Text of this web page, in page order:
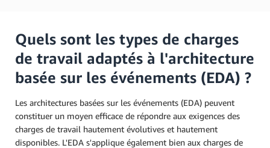
Quels sont les types de charges
de travail adaptés à l'architecture
basée sur les événements (EDA) ?
Les architectures basées sur les événements (EDA) peuvent
constituer un moyen efficace de répondre aux exigences des
charges de travail hautement évolutives et hautement
disponibles. L'EDA s'applique également bien aux charges de